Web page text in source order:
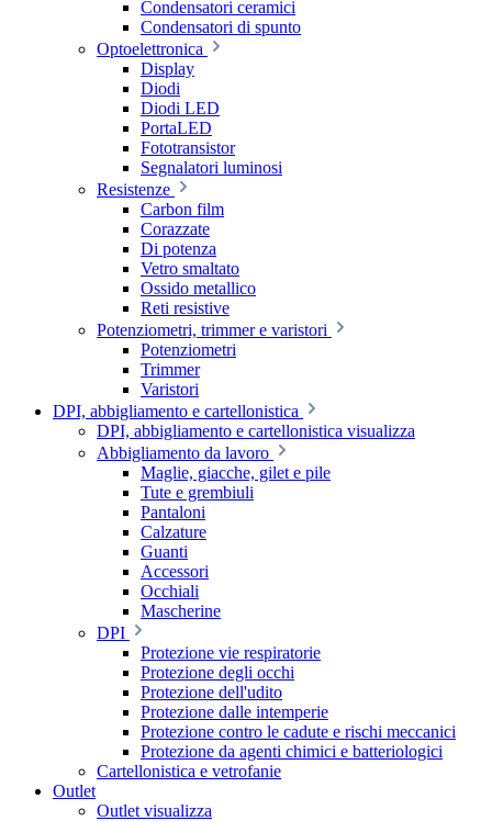
Condensatori ceramici
Condensatori di spunto
Optoelettronica
Display
Diodi
Diodi LED
PortaLED
Fototransistor
Segnalatori luminosi
Resistenze
Carbon film
Corazzate
Di potenza
Vetro smaltato
Ossido metallico
Reti resistive
Potenziometri, trimmer e varistori
Potenziometri
Trimmer
Varistori
DPI, abbigliamento e cartellonistica
DPI, abbigliamento e cartellonistica visualizza
Abbigliamento da lavoro
Maglie, giacche, gilet e pile
Tute e grembiuli
Pantaloni
Calzature
Guanti
Accessori
Occhiali
Mascherine
DPI
Protezione vie respiratorie
Protezione degli occhi
Protezione dell'udito
Protezione dalle intemperie
Protezione contro le cadute e rischi meccanici
Protezione da agenti chimici e batteriologici
Cartellonistica e vetrofanie
Outlet
Outlet visualizza